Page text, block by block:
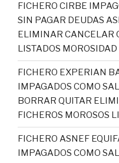
FICHERO CIRBE
SIN PAGAR DEUDAS
ELIMINAR CANCELAR
LISTADOS MOROSIDAD
FICHERO EXPERIAN
IMPAGADOS COMO
BORRAR QUITAR
FICHEROS MOROSOS
FICHERO ASNEF
IMPAGADOS COMO